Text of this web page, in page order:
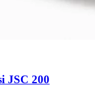
JSC 200